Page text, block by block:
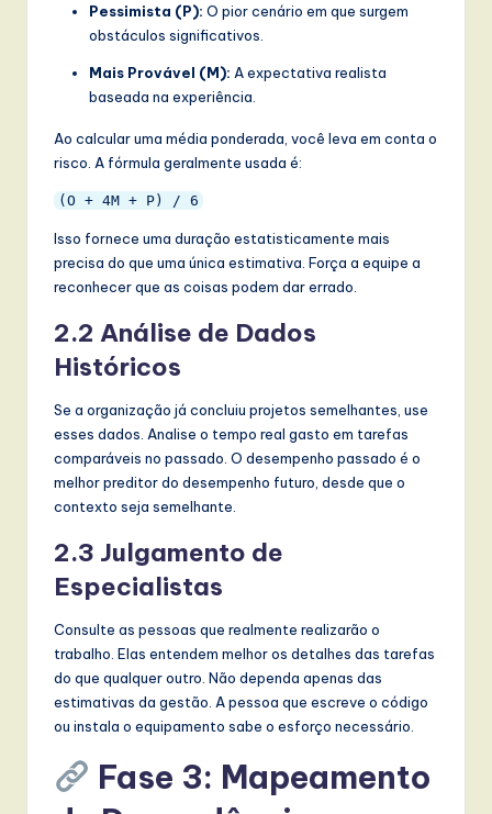
Pessimista (P): O pior cenário em que surgem
obstáculos significativos.
Mais Provável (M): A expectativa realista
baseada na experiência.
Ao calcular uma média ponderada, você leva em conta o
risco. A fórmula geralmente usada é:
(O + 4M + P) / 6
Isso fornece uma duração estatisticamente mais
precisa do que uma única estimativa. Força a equipe a
reconhecer que as coisas podem dar errado.
2.2 Análise de Dados
Históricos
Se a organização já concluiu projetos semelhantes, use
esses dados. Analise o tempo real gasto em tarefas
comparáveis no passado. O desempenho passado é o
melhor preditor do desempenho futuro, desde que o
contexto seja semelhante.
2.3 Julgamento de
Especialistas
Consulte as pessoas que realmente realizarão o
trabalho. Elas entendem melhor os detalhes das tarefas
do que qualquer outro. Não dependa apenas das
estimativas da gestão. A pessoa que escreve o código
ou instala o equipamento sabe o esforço necessário.
Fase 3: Mapeamento